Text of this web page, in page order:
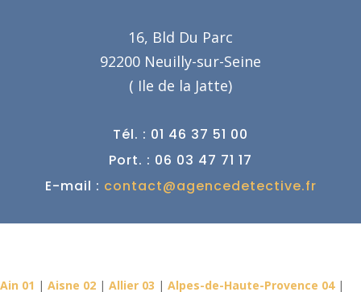
16, Bld Du Parc
92200 Neuilly-sur-Seine
( Ile de la Jatte)
Tél. : 01 46 37 51 00
Port. : 06 03 47 71 17
E-mail : contact@agencedetective.fr
Ain 01 | Aisne 02 | Allier 03 | Alpes-de-Haute-Provence 04|